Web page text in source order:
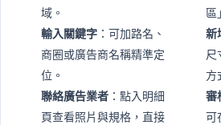
域。
輸入關鍵字 ：可加路名、
商圈或廣告商名稱精準定
位。
聯絡廣告業者 ：點入明細
頁查看照片與規格，直接
區
新
尺
方
審
可